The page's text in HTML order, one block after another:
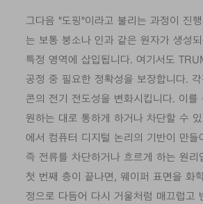
그다음 "도핑"이라고 불리는 과정이 진
는 보통 붕소나 인과 같은 원자가 생성
특정 영역에 삽입됩니다. 여기서도
공정 중 필요한 정확성을 보장합니다.
콘의 전기 전도성을 변화시킵니다. 이를
원하는 대로 통하게 하거나 차단할 수
에서 컴퓨터 디지털 논리의 기반이 만
즉 전류를 차단하거나 흐르게 하는 원리
첫 번째 층이 끝나면, 웨이퍼 표면을 화
정으로 다듬어 다시 거울처럼 매끄럽고